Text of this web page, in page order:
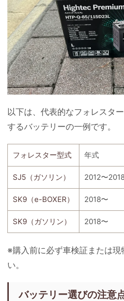
以下は、代表的なフォレスタ
するバッテリーの一例です。
フォレスター型式 年式
SJ5（ガソリン） 2012〜
SK9（e-BOXER） 2018〜
SK9（ガソリン） 2018〜
※購入前に必ず車検証または現
い。
バッテリー選びの注意